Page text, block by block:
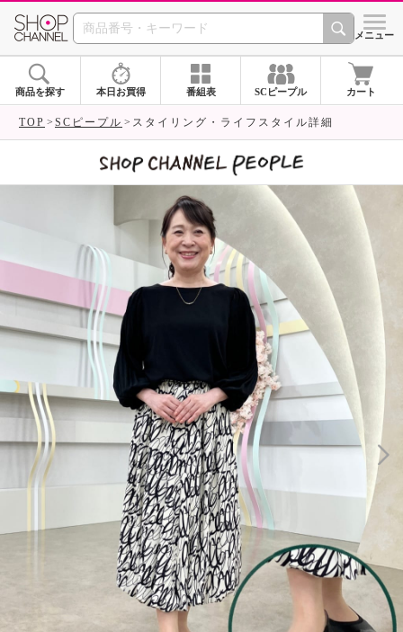
SHOP CHANNEL シメニュー
商品を探す 本日お買得 番組表 SCピープル カート
TOP SCピープル スタイリング・ライフスタイル詳細